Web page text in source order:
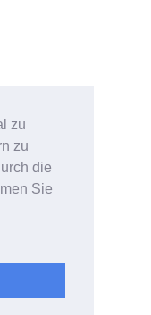
zu
zu
die
Sie